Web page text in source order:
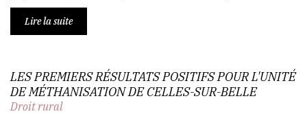
Lire la suite
LES PREMIERS RÉSULTATS POSITIFS POUR L'UNITÉ
DE MÉTHANISATION DE CELLES-SUR-BELLE
Droit rural